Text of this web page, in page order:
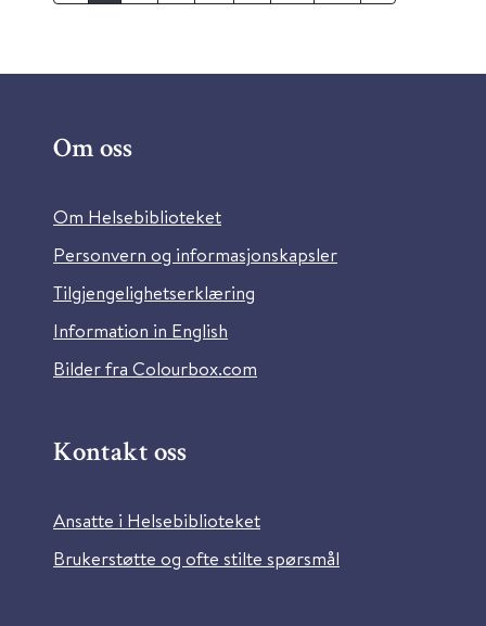
Om oss
Om Helsebiblioteket
Personvern og informasjonskapsler
Tilgjengelighetserklæring
Information in English
Bilder fra Colourbox.com
Kontakt oss
Ansatte i Helsebiblioteket
Brukerstøtte og ofte stilte spørsmål